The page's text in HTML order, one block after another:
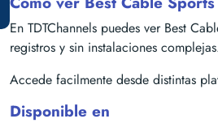
En TDTChannels puedes ver Best
registros y sin instalaciones
Accede facilmente desde distintas
Disponible en